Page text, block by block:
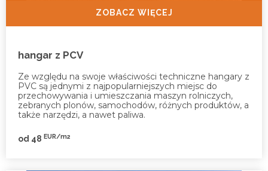
ZOBACZ WIĘCEJ
hangar z PCV
Ze względu na swoje właściwości techniczne hangary z
PVC są jednymi z najpopularniejszych miejsc do
przechowywania i umieszczania maszyn rolniczych,
zebranych plonów, samochodów, różnych produktów, a
także narzędzi, a nawet paliwa.
od 48 EUR/m2